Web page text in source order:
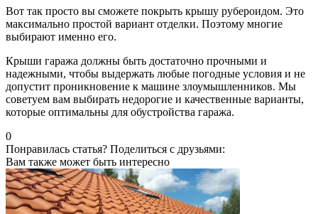
Вот так просто вы сможете покрыть крышу рубероидом. Это
максимально простой вариант отделки. Поэтому многие
выбирают именно его.
Крыши гаража должны быть достаточно прочными и
надежными, чтобы выдержать любые погодные условия и не
допустит проникновение к машине злоумышленников. Мы
советуем вам выбирать недорогие и качественные варианты,
которые оптимальны для обустройства гаража.
0
Понравилась статья? Поделиться с друзьями:
Вам также может быть интересно